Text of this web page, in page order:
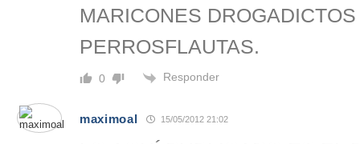
MARICONES
PERROSFLAUTAS.
0 Responder
maximoal 15/05/2012 21:02